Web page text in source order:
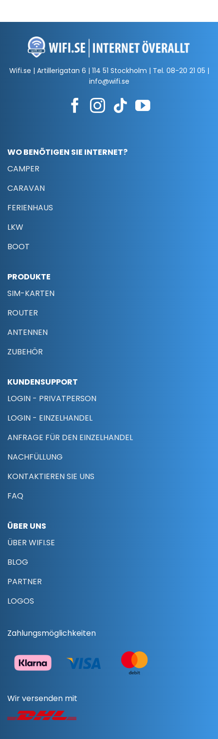
Wifi.se | Artillerigatan 6 | 114 51 Stockholm | Tel. 08-20 21 05 |
info@wifi.se
WO BENÖTIGEN SIE INTERNET?
CAMPER
CARAVAN
FERIENHAUS
LKW
BOOT
PRODUKTE
SIM-KARTEN
ROUTER
ANTENNEN
ZUBEHÖR
KUNDENSUPPORT
LOGIN - PRIVATPERSON
LOGIN - EINZELHANDEL
ANFRAGE FÜR DEN EINZELHANDEL
NACHFÜLLUNG
KONTAKTIEREN SIE UNS
FAQ
ÜBER UNS
ÜBER WIFI.SE
BLOG
PARTNER
LOGOS
Zahlungsmöglichkeiten
Wir versenden mit